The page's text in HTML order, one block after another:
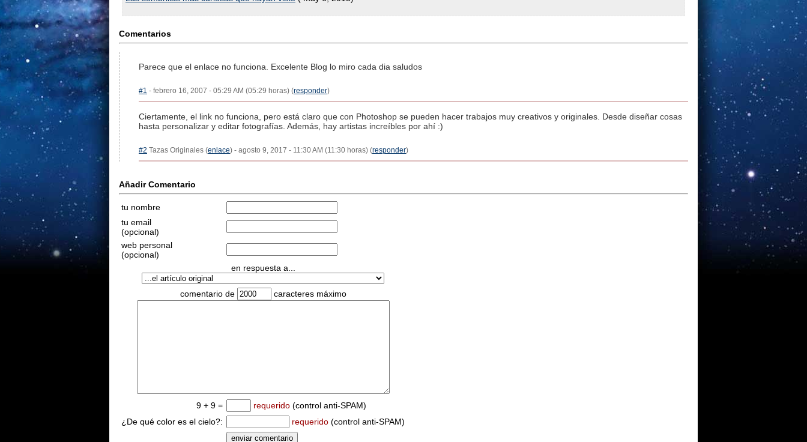
Comentarios
Parece que el enlace no funciona. Excelente Blog lo miro cada dia saludos
#1 - febrero 16, 2007 - 05:29 AM (05:29 horas) (responder)
Ciertamente, el link no funciona, pero está claro que con Photoshop se pueden hacer trabajos muy creativos y originales. Desde diseñar cosas
hasta personalizar y editar fotografías. Además, hay artistas increíbles por ahí :)
#2 Tazas Originales (enlace) - agosto 9, 2017 - 11:30 AM (11:30 horas) (responder)
Añadir Comentario
tu nombre
tu email
(opcional)
web personal
(opcional)
en respuesta a...
comentario de caracteres máximo
9 + 9 = requerido (control anti-SPAM)
¿De qué color es el cielo?:
requerido (control anti-SPAM)